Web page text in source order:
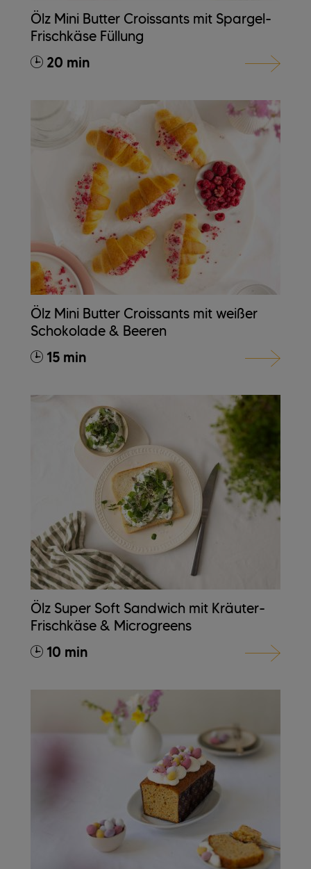
Ölz Mini Butter Croissants mit Spargel-
Frischkäse Füllung
20 min
Ölz Mini Butter Croissants mit weißer
Schokolade & Beeren
15 min
Ölz Super Soft Sandwich mit Kräuter-
Frischkäse & Microgreens
10 min